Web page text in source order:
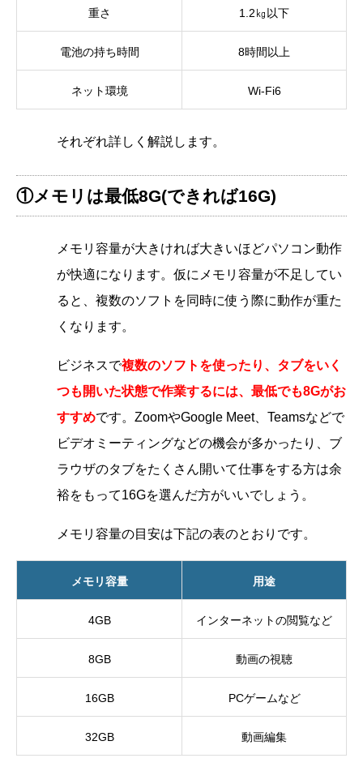
重さ 1.2㎏以下
電池の持ち時間 8時間以上
ネット環境 Wi-Fi6
それぞれ詳しく解説します。
①メモリは最低8G(できれば16G)
メモリ容量が大きければ大きいほどパソコン動作
が快適になります。仮にメモリ容量が不足してい
ると、複数のソフトを同時に使う際に動作が重た
くなります。
ビジネスで複数のソフトを使ったり、タブをいく
つも開いた状態で作業するには、最低でも8Gがお
すすめです。ZoomやGoogle Meet、Teamsなどで
ビデオミーティングなどの機会が多かったり、ブ
ラウザのタブをたくさん開いて仕事をする方は余
裕をもって16Gを選んだ方がいいでしょう。
メモリ容量の目安は下記の表のとおりです。
メモリ容量 用途
4GB インターネットの閲覧など
8GB 動画の視聴
16GB PCゲームなど
32GB 動画編集